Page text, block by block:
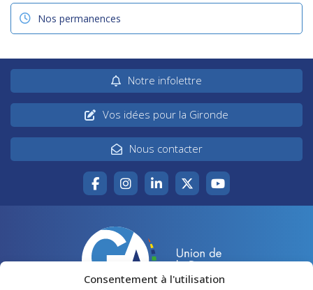
Consentement à l'utilisation
Nos permanences
Notre infolettre
Vos idées pour la Gironde
Nous contacter